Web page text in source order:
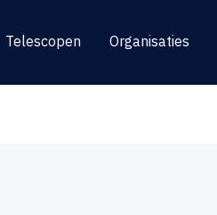
Telescopen Organisaties